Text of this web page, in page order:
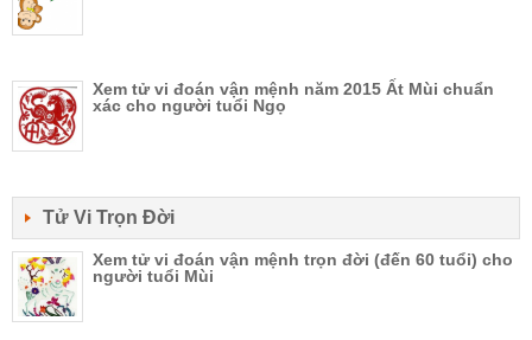
Xem tử vi đoán vận mệnh năm 2015 Ất Mùi chuẩn
xác cho người tuổi Ngọ
Tử Vi Trọn Đời
Xem tử vi đoán vận mệnh trọn đời (đến 60 tuổi) cho
người tuổi Mùi